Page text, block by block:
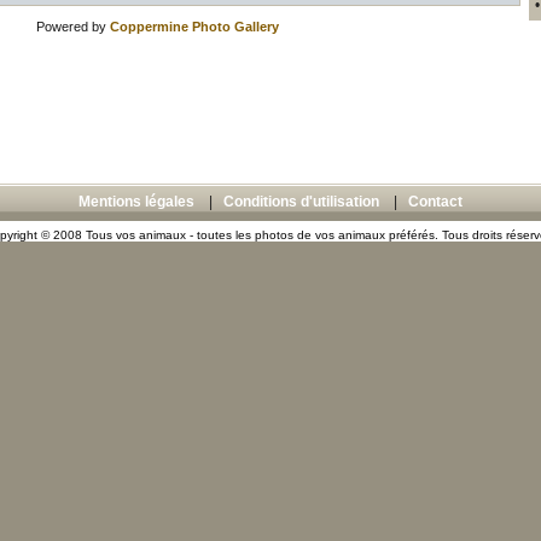
Powered by Coppermine Photo Gallery
Mentions légales Conditions d'utilisation Contact
© 2008 Tous vos animaux - toutes les photos de vos animaux préférés. Tous droits